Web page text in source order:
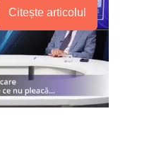
Citește articolul